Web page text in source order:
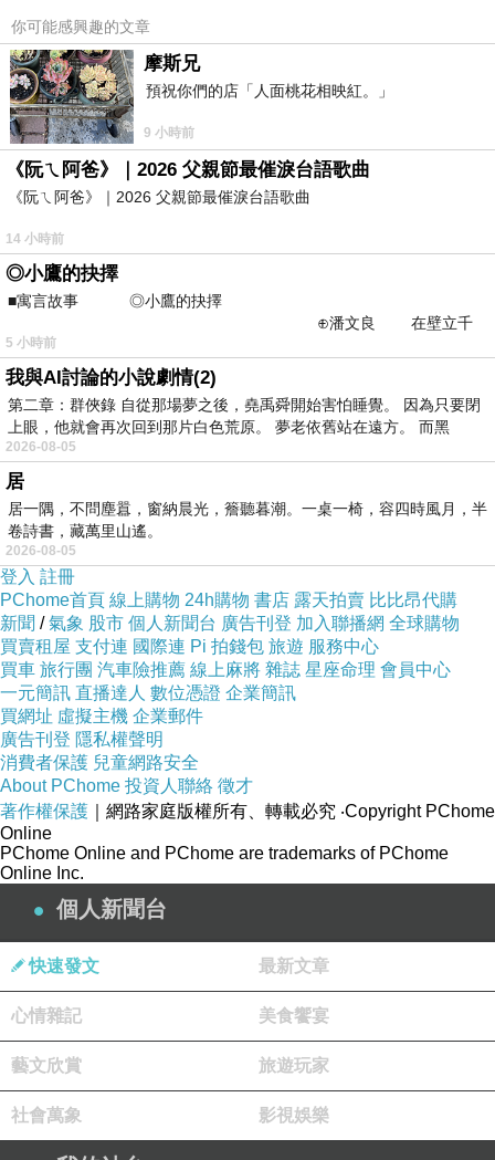
什麼時候要當星星,可以遠遠的看顧著須要的人
什麼時候要當月亮,可以陪伴黑夜的孤獨
真希望,這位朋友有被我幫到,讓她有力量繼續生活下去
很讚的分享~~
http://www.yyj.tw/
太一
2013-05-15 19:35:06
人生會遇到許多自以為走不過去，但時間會
一點一滴的過，再回頭己經過去.
池惠玲
2013-05-15 19:34:31
真的~~二嫂是一位最忠實的聆聽者~
看更多回應
你可能感興趣的文章
摩斯兄
預祝你們的店「人面桃花相映紅。」
9 小時前
《阮ㄟ阿爸》｜2026 父親節最催淚台語歌曲
《阮ㄟ阿爸》｜2026 父親節最催淚台語歌曲
14 小時前
◎小鷹的抉擇
■寓言故事 ◎小鷹的抉擇
⊕潘文良 在壁立千
仞的懸崖上，有一座遮天蔽
5 小時前
我與AI討論的小說劇情(2)
第二章：群俠錄 自從那場夢之後，堯禹舜開始害怕睡覺。 因為只要閉
上眼，他就會再次回到那片白色荒原。 夢老依舊站在遠方。 而黑
2026-08-05
居
居一隅，不問塵囂，窗納晨光，簷聽暮潮。一桌一椅，容四時風月，半
卷詩書，藏萬里山遙。
2026-08-05
登入 註冊
PChome首頁 線上購物 24h購物 書店 露天拍賣 比比昂代購
新聞 /氣象 股市 個人新聞台 廣告刊登 加入聯播網 全球購物
買賣租屋 支付連 國際連 Pi 拍錢包 旅遊 服務中心
買車 旅行團 汽車險推薦 線上麻將 雜誌 星座命理 會員中心
一元簡訊 直播達人 數位憑證 企業簡訊
買網址 虛擬主機 企業郵件
廣告刊登 隱私權聲明
消費者保護 兒童網路安全
About PChome 投資人聯絡 徵才
著作權保護 ｜網路家庭版權所有、轉載必究 ‧Copyright PChome
Online
PChome Online and PChome are trademarks of PChome
Online Inc.
個人新聞台
快速發文 最新文章
心情雜記 美食饗宴
藝文欣賞 旅遊玩家
社會萬象 影視娛樂